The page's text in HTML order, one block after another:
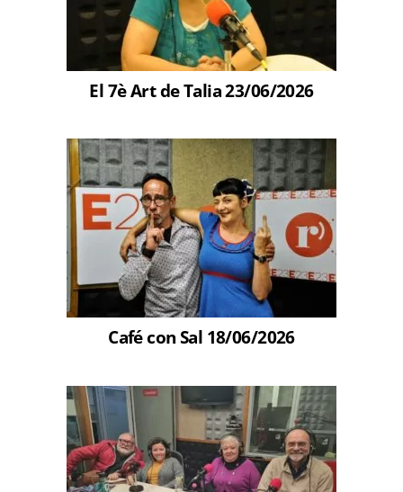
El 7è Art de Talia 23/06/2026
Café con Sal 18/06/2026